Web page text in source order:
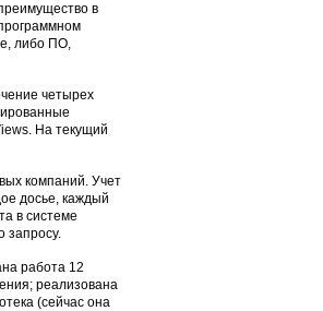
в
либо ПО,
четырех
На текущий
компаний. Учет
досье, каждый
в системе
запросу.
работа 12
реализована
(сейчас она